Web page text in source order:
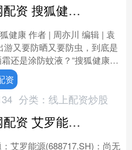
金盛网配资 搜狐健康大连麦·精编 | 夏日出游，先涂防晒霜还是先涂驱蚊液？_徐宏俊_袁月_皮肤
健康 作者 | 周亦川 编辑 | 袁
游又要防晒又要防虫，到底是
还是涂防蚊液？“搜狐健康大
又痒又疼！夏日蚊虫叮咬如何
资
分类： 线上配资炒股
金盛网配资 艾罗能源(688717.SH)：尚无自研电芯的计划
：艾罗能源(688717.SH)：尚无